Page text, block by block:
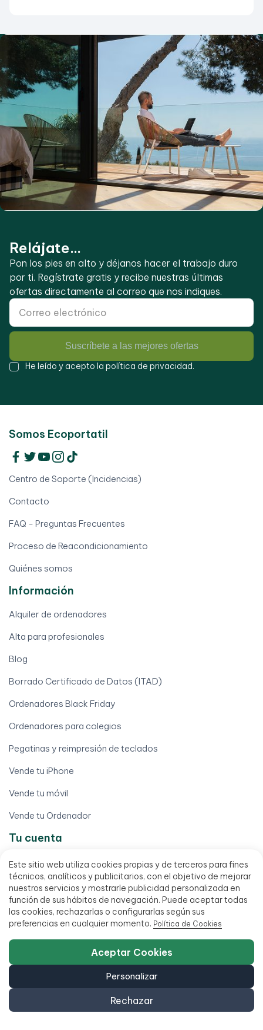
Relájate...
Pon los pies en alto y déjanos hacer el trabajo duro
por ti. Regístrate gratis y recibe nuestras últimas
ofertas directamente al correo que nos indiques.
Suscríbete a las mejores ofertas
He leído y acepto la política de privacidad.
Este sitio web utiliza cookies propias y de terceros para fines
técnicos, analíticos y publicitarios, con el objetivo de mejorar
nuestros servicios y mostrarle publicidad personalizada en
función de sus hábitos de navegación. Puede aceptar todas
las cookies, rechazarlas o configurarlas según sus
preferencias en cualquier momento. Política de Cookies
Rechazar
Personalizar
Aceptar Cookies
Somos Ecoportatil
Centro de Soporte (Incidencias)
Contacto
FAQ - Preguntas Frecuentes
Proceso de Reacondicionamiento
Quiénes somos
Información
Alquiler de ordenadores
Alta para profesionales
Blog
Borrado Certificado de Datos (ITAD)
Ordenadores Black Friday
Ordenadores para colegios
Pegatinas y reimpresión de teclados
Vende tu iPhone
Vende tu móvil
Vende tu Ordenador
Tu cuenta
Derecho de desistimiento
Descargar mi factura
Localizar mi pedido
Mi cuenta
Tramitar garantía (RMA)
Términos legales